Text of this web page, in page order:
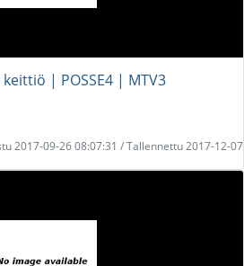
| POSSE4 | MTV3
2017-09-26 08:07:31 / Tallennettu 2017-12-07